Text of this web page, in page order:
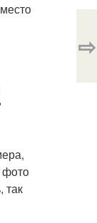
фото
так
⇨